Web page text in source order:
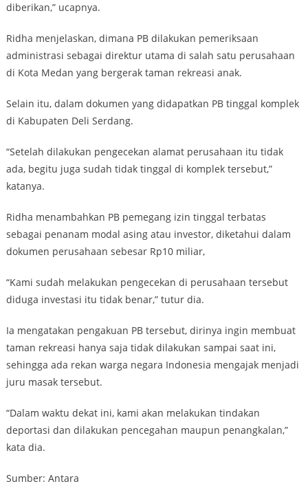
diberikan,” ucapnya.
Ridha menjelaskan, dimana PB dilakukan pemeriksaan
administrasi sebagai direktur utama di salah satu perusahaan
di Kota Medan yang bergerak taman rekreasi anak.
Selain itu, dalam dokumen yang didapatkan PB tinggal komplek
di Kabupaten Deli Serdang.
“Setelah dilakukan pengecekan alamat perusahaan itu tidak
ada, begitu juga sudah tidak tinggal di komplek tersebut,”
katanya.
Ridha menambahkan PB pemegang izin tinggal terbatas
sebagai penanam modal asing atau investor, diketahui dalam
dokumen perusahaan sebesar Rp10 miliar,
“Kami sudah melakukan pengecekan di perusahaan tersebut
diduga investasi itu tidak benar,” tutur dia.
Ia mengatakan pengakuan PB tersebut, dirinya ingin membuat
taman rekreasi hanya saja tidak dilakukan sampai saat ini,
sehingga ada rekan warga negara Indonesia mengajak menjadi
juru masak tersebut.
“Dalam waktu dekat ini, kami akan melakukan tindakan
deportasi dan dilakukan pencegahan maupun penangkalan,”
kata dia.
Sumber: Antara